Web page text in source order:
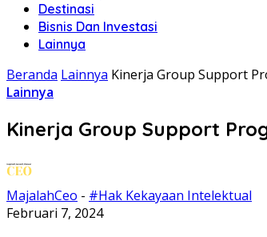
Destinasi
Bisnis Dan Investasi
Lainnya
Beranda Lainnya Kinerja Group Support
Lainnya
Kinerja Group Support
MajalahCeo - #Hak Kekayaan Intelektual
Februari 7, 2024